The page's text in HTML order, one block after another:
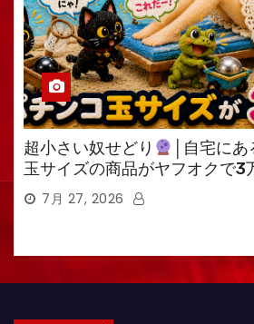
超小さい奴せどり
│自宅に
玉サイズの商品がヤフオクで3
7月 27, 2026